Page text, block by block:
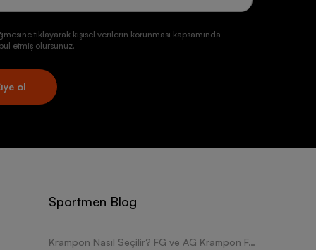
tıklayarak kişisel verilerin korunması kapsamında
etmiş olursunuz.
ol
Sportmen Blog
Krampon Nasıl Seçilir? FG ve AG Krampon Farkları Nelerdir?